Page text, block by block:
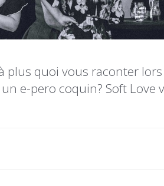
plus quoi vous raconter
e-pero coquin? Soft